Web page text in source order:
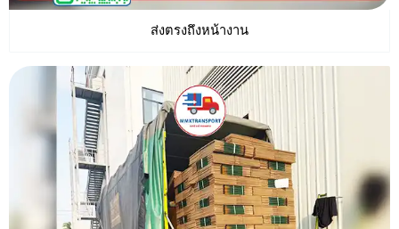
ส่งตรงถึงหน้างาน